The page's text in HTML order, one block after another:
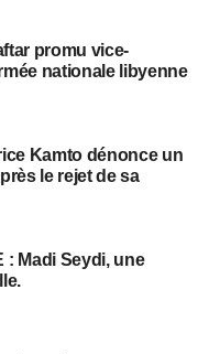
promu vice-
nationale libyenne
Kamto dénonce un
le rejet de sa
: Madi Seydi, une